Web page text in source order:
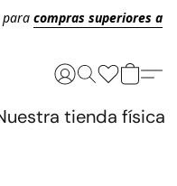
para compras superiores a
tienda física